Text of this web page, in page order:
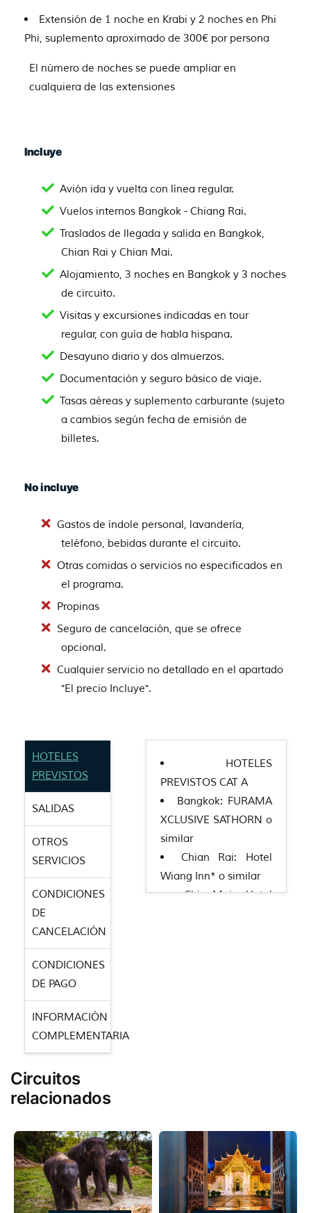
Extensión de 1 noche en Krabi y 2 noches en Phi
Phi, suplemento aproximado de 300€ por persona
El número de noches se puede ampliar en
cualquiera de las extensiones
Incluye
Avión ida y vuelta con línea regular.
Vuelos internos Bangkok - Chiang Rai.
Traslados de llegada y salida en Bangkok,
Chian Rai y Chian Mai.
Alojamiento, 3 noches en Bangkok y 3 noches
de circuito.
Visitas y excursiones indicadas en tour
regular, con guía de habla hispana.
Desayuno diario y dos almuerzos.
Documentación y seguro básico de viaje.
Tasas aéreas y suplemento carburante (sujeto
a cambios según fecha de emisión de
billetes.
No incluye
Gastos de índole personal, lavandería,
teléfono, bebidas durante el circuito.
Otras comidas o servicios no especificados en
el programa.
Propinas
Seguro de cancelación, que se ofrece
opcional.
Cualquier servicio no detallado en el apartado
"El precio Incluye".
HOTELES
PREVISTOS
SALIDAS
OTROS
SERVICIOS
CONDICIONES
DE
CANCELACIÓN
CONDICIONES
DE PAGO
INFORMACIÓN
COMPLEMENTARIA
HOTELES
PREVISTOS CAT A
Bangkok: FURAMA
XCLUSIVE SATHORN o
similar
Chian Rai: Hotel
Wiang Inn* o similar
ChianMai: Hotel
Circuitos
relacionados